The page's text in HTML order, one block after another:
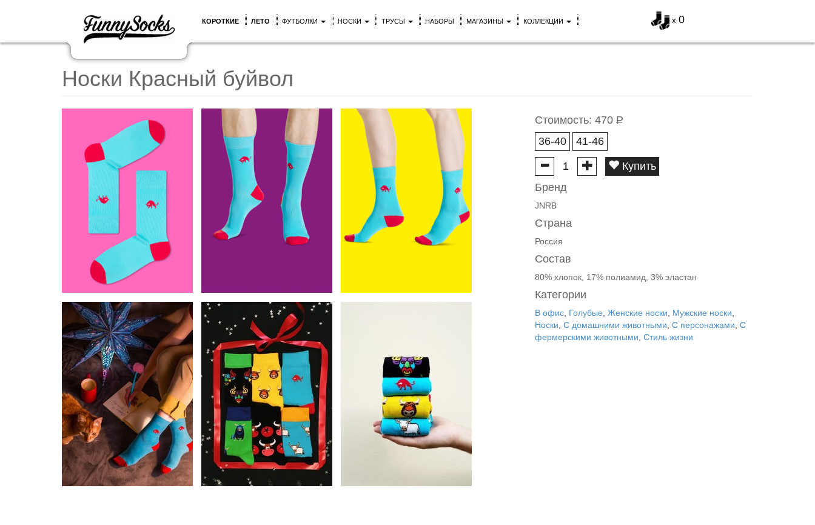
x 0
КОРОТКИЕ ЛЕТО ФУТБОЛКИ НОСКИ ТРУСЫ НАБОРЫ МАГАЗИНЫ КОЛЛЕКЦИИ
Носки Красный буйвол
Стоимость: 470 Р
36-40
41-46
Купить
Бренд
JNRB
Страна
Россия
Состав
80% хлопок, 17% полиамид, 3% эластан
Категории
В офис Голубые Женские носки Мужские носки
Носки С домашними животными С персонажами С
фермерскими животными Стиль жизни